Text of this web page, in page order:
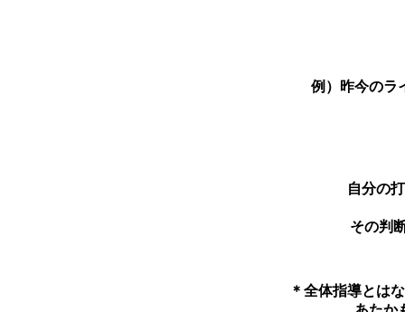
例）昨今のラ
自分の
その判
＊全体指導とは